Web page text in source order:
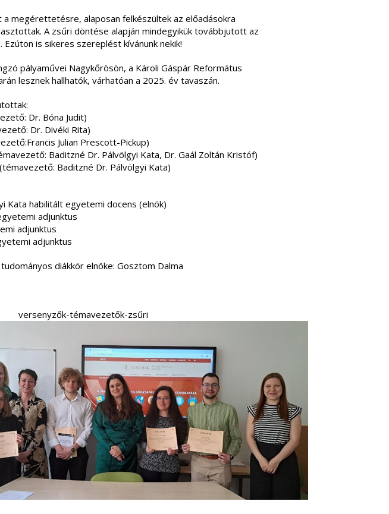
megérettetésre, alaposan felkészültek az előadásokra
A zsűri döntése alapján mindegyikük továbbjutott az
is sikeres szereplést kívánunk nekik!
pályaművei Nagykőrösön, a Károli Gáspár Református
lesznek hallhatók, várhatóan a 2025. év tavaszán.
Dr. Bóna Judit)
Dr. Divéki Rita)
Julian Prescott-Pickup)
Baditzné Dr. Pálvölgyi Kata, Dr. Gaál Zoltán Kristóf)
Baditzné Dr. Pálvölgyi Kata)
Kata habilitált egyetemi docens (elnök)
adjunktus
adjunktus
adjunktus
diákkör elnöke: Gosztom Dalma
témavezetők-zsűri